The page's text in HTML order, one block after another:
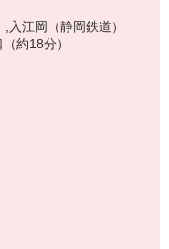
があっても、
をして帰る
江岡（静岡鉄道）
約18分）